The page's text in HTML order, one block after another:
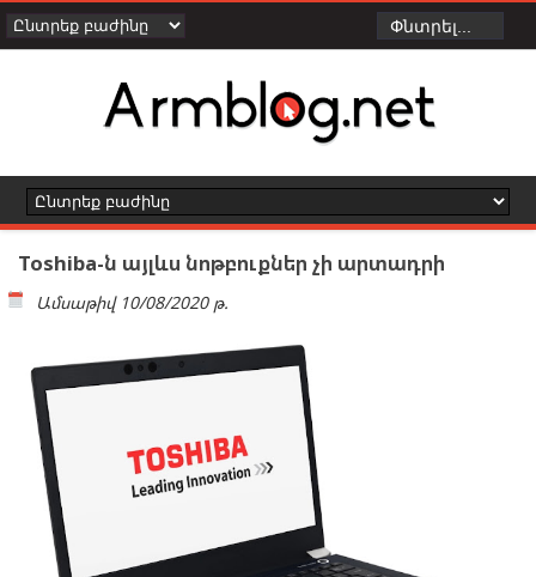
Toshiba-ն այլևս նոթբուքներ չի արտադրի
Ամսաթիվ 10/08/2020 թ.